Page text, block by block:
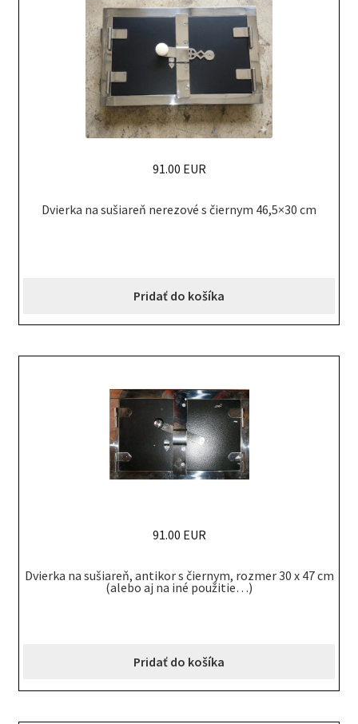
Dvierka na sušiareň nerezové s čiernym 46,5×30 cm
91.00 EUR
Pridať do košíka
Dvierka na sušiareň, antikor s čiernym, rozmer 30 x 47 cm
(alebo aj na iné použitie…)
91.00 EUR
Pridať do košíka